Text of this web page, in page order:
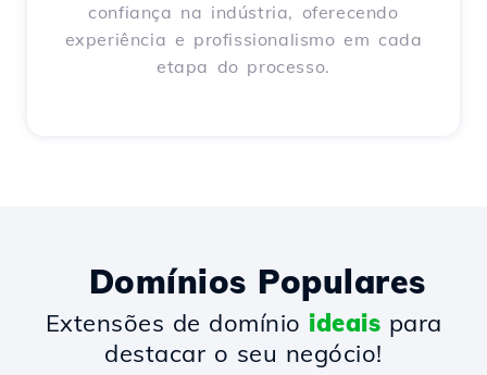
confiança na indústria, oferecendo
experiência e profissionalismo em cada
etapa do processo.
Domínios Populares
Extensões de domínio ideais para
destacar o seu negócio!